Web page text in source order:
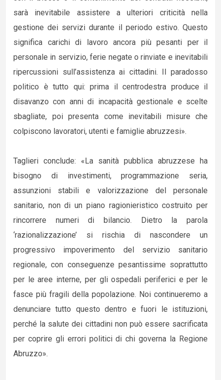
sarà inevitabile assistere a ulteriori criticità nella
gestione dei servizi durante il periodo estivo. Questo
significa carichi di lavoro ancora più pesanti per il
personale in servizio, ferie negate o rinviate e inevitabili
ripercussioni sull’assistenza ai cittadini. Il paradosso
politico è tutto qui: prima il centrodestra produce il
disavanzo con anni di incapacità gestionale e scelte
sbagliate, poi presenta come inevitabili misure che
colpiscono lavoratori, utenti e famiglie abruzzesi».
Taglieri conclude: «La sanità pubblica abruzzese ha
bisogno di investimenti, programmazione seria,
assunzioni stabili e valorizzazione del personale
sanitario, non di un piano ragionieristico costruito per
rincorrere numeri di bilancio. Dietro la parola
‘razionalizzazione’ si rischia di nascondere un
progressivo impoverimento del servizio sanitario
regionale, con conseguenze pesantissime soprattutto
per le aree interne, per gli ospedali periferici e per le
fasce più fragili della popolazione. Noi continueremo a
denunciare tutto questo dentro e fuori le istituzioni,
perché la salute dei cittadini non può essere sacrificata
per coprire gli errori politici di chi governa la Regione
Abruzzo».